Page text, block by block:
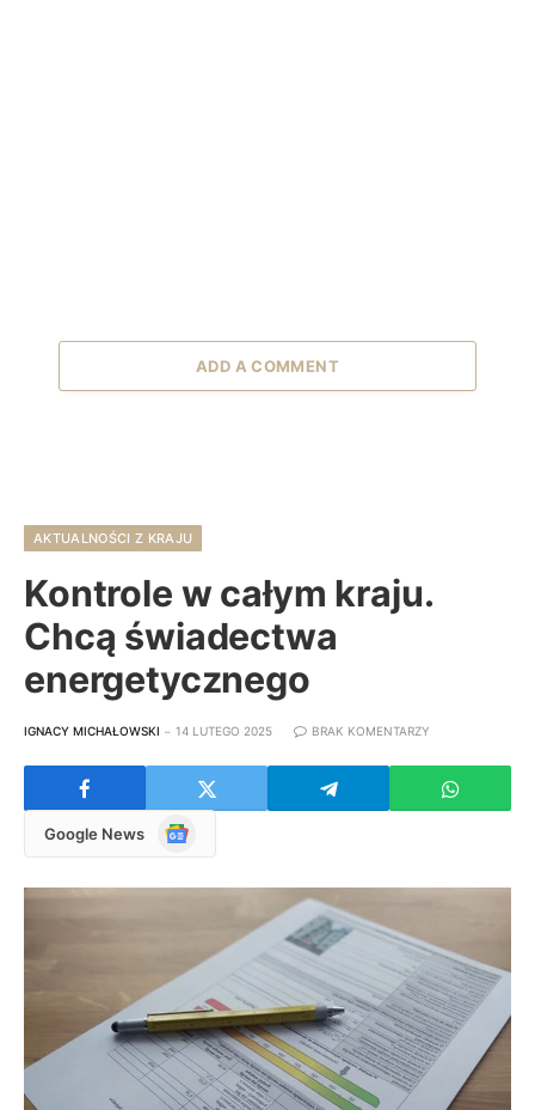
ADD A COMMENT
AKTUALNOŚCI Z KRAJU
Kontrole w całym kraju.
Chcą świadectwa
energetycznego
IGNACY MICHAŁOWSKI 14 LUTEGO 2025 BRAK KOMENTARZY
Google News
Google